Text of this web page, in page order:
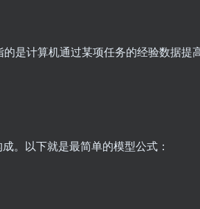
的是计算机通过某项任务的经验数据提
。以下就是最简单的模型公式：